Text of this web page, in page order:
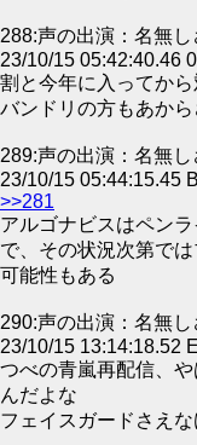
288:声の出演：名無し
23/10/15 05:42:40.46
割と今年に入ってか
バンドリの方もあか
289:声の出演：名無
23/10/15 05:44:15.45
>>281
アルゴナビスはペン
で、その状況次第で
可能性もある
290:声の出演：名無し
23/10/15 13:14:18.52
つべの青嵐再配信、
んだよな
フェイスガードさえな